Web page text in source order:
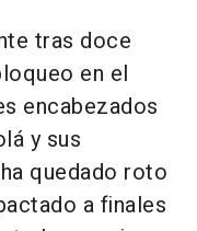
tras doce
en el
encabezados
y sus
quedado roto
a finales